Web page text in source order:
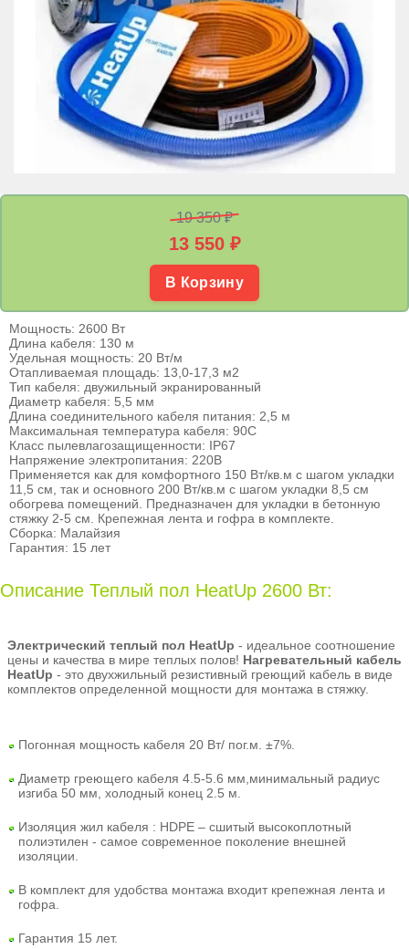
19 350 ₽
13 550 ₽
В Корзину
Мощность: 2600 Вт
Длина кабеля: 130 м
Удельная мощность: 20 Вт/м
Отапливаемая площадь: 13,0-17,3 м2
Тип кабеля: двужильный экранированный
Диаметр кабеля: 5,5 мм
Длина соединительного кабеля питания: 2,5 м
Максимальная температура кабеля: 90С
Класс пылевлагозащищенности: IP67
Напряжение электропитания: 220В
Применяется как для комфортного 150 Вт/кв.м с шагом укладки
11,5 см, так и основного 200 Вт/кв.м с шагом укладки 8,5 см
обогрева помещений. Предназначен для укладки в бетонную
стяжку 2-5 см. Крепежная лента и гофра в комплекте.
Сборка: Малайзия
Гарантия: 15 лет
Описание Теплый пол HeatUp 2600 Вт:
Электрический теплый пол HeatUp - идеальное соотношение
цены и качества в мире теплых полов! Нагревательный кабель
HeatUp - это двухжильный резистивный греющий кабель в виде
комплектов определенной мощности для монтажа в стяжку.
Погонная мощность кабеля 20 Вт/ пог.м. ±7%.
Диаметр греющего кабеля 4.5-5.6 мм,минимальный радиус
изгиба 50 мм, холодный конец 2.5 м.
Изоляция жил кабеля : HDPE – сшитый высокоплотный
полиэтилен - самое современное поколение внешней
изоляции.
В комплект для удобства монтажа входит крепежная лента и
гофра.
Гарантия 15 лет.